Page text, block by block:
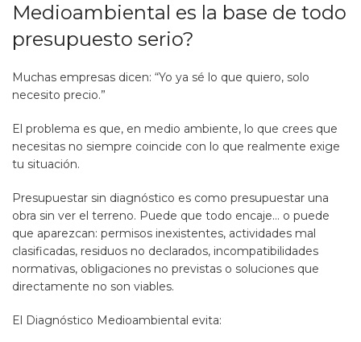
Medioambiental es la base de todo
presupuesto serio?
Muchas empresas dicen: “Yo ya sé lo que quiero, solo
necesito precio.”
El problema es que, en medio ambiente, lo que crees que
necesitas no siempre coincide con lo que realmente exige
tu situación.
Presupuestar sin diagnóstico es como presupuestar una
obra sin ver el terreno. Puede que todo encaje… o puede
que aparezcan: permisos inexistentes, actividades mal
clasificadas, residuos no declarados, incompatibilidades
normativas, obligaciones no previstas o soluciones que
directamente no son viables.
El Diagnóstico Medioambiental evita: